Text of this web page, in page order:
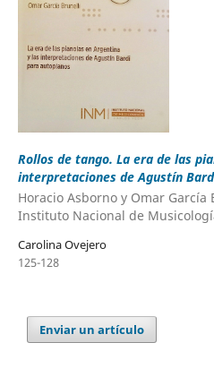
Rollos de tango. La era de las
interpretaciones de Agustín
Horacio Asborno y Omar
Instituto Nacional de
Carolina Ovejero
125-128
Enviar un artículo